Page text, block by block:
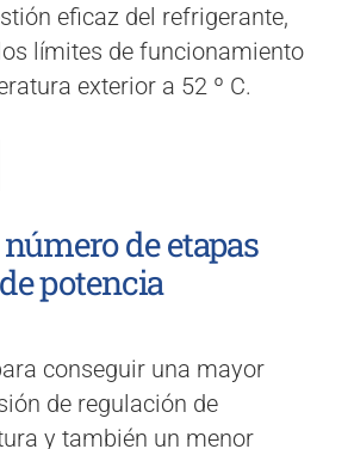
eficaz del refrigerante,
límites de funcionamiento
exterior a 52 º C.
de etapas
de potencia
conseguir una mayor
de regulación de
y también un menor